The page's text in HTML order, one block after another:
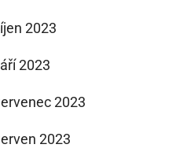
2023
2023
2023
2023